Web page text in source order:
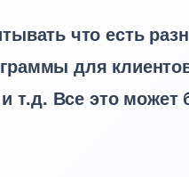
что есть
для
т.д. Все это может